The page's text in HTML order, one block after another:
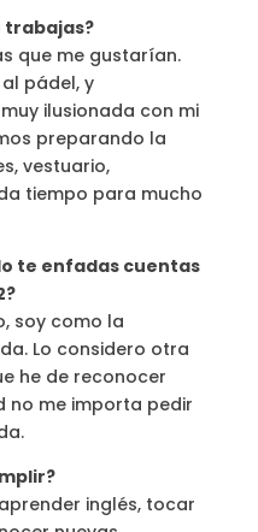
trabajas?
que me gustarían.
pádel, y
ilusionada con mi
preparando la
vestuario,
tiempo para mucho
te enfadas cuentas
soy como la
Lo considero otra
he de reconocer
no me importa pedir
inglés, tocar